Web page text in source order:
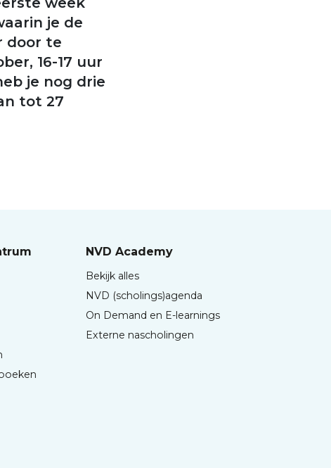
je de
door te
16-17 uur
je nog drie
tot 27
NVD Academy
Bekijk alles
NVD (scholings)agenda
On Demand en E-learnings
Externe nascholingen